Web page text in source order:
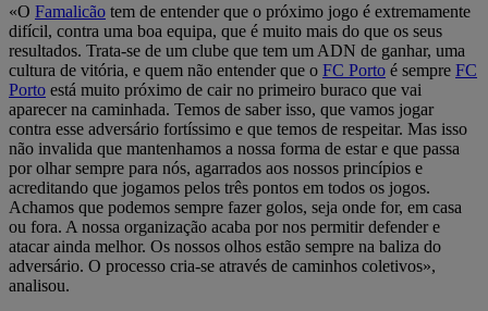
«O Famalicão tem de entender que o próximo jogo é extremamente
difícil, contra uma boa equipa, que é muito mais do que os seus
resultados. Trata-se de um clube que tem um ADN de ganhar, uma
cultura de vitória, e quem não entender que o FC Porto é sempre FC
Porto está muito próximo de cair no primeiro buraco que vai
aparecer na caminhada. Temos de saber isso, que vamos jogar
contra esse adversário fortíssimo e que temos de respeitar. Mas isso
não invalida que mantenhamos a nossa forma de estar e que passa
por olhar sempre para nós, agarrados aos nossos princípios e
acreditando que jogamos pelos três pontos em todos os jogos.
Achamos que podemos sempre fazer golos, seja onde for, em casa
ou fora. A nossa organização acaba por nos permitir defender e
atacar ainda melhor. Os nossos olhos estão sempre na baliza do
adversário. O processo cria-se através de caminhos coletivos»,
analisou.